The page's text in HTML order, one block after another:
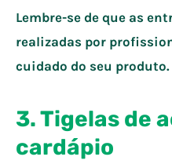
Lembre-se de que as
realizadas por
cuidado do seu produto.
3. Tigelas de
cardápio